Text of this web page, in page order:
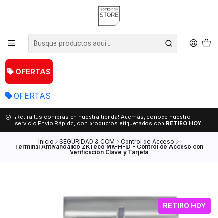
OFERTAS
OFERTAS
¡Retira tus compras en nuestra tienda! Además, conoce nuestro
servicio Envío Rápido, con productos etiquetados con RETIRO HOY
Inicio SEGURIDAD & COM Control de Acceso
Terminal Antivandálico ZKTeco MK-H-ID - Control de Acceso con
Verificación Clave y Tarjeta
RETIRO HOY